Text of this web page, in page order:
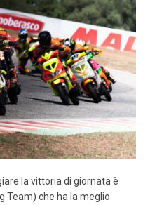
la vittoria di giornata è
Team) che ha la meglio